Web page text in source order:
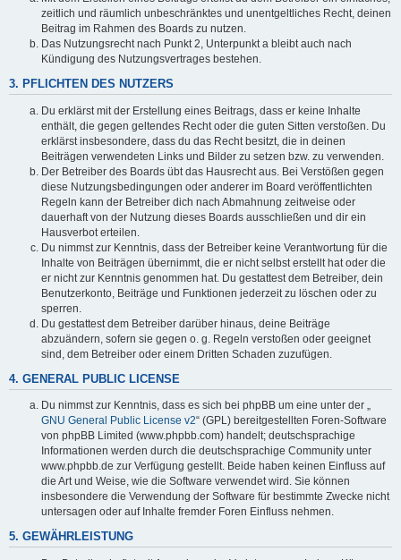
zeitlich und räumlich unbeschränktes und unentgeltliches Recht, deinen
Beitrag im Rahmen des Boards zu nutzen.
Das Nutzungsrecht nach Punkt 2, Unterpunkt a bleibt auch nach
Kündigung des Nutzungsvertrages bestehen.
3. PFLICHTEN DES NUTZERS
Du erklärst mit der Erstellung eines Beitrags, dass er keine Inhalte
enthält, die gegen geltendes Recht oder die guten Sitten verstoßen. Du
erklärst insbesondere, dass du das Recht besitzt, die in deinen
Beiträgen verwendeten Links und Bilder zu setzen bzw. zu verwenden.
Der Betreiber des Boards übt das Hausrecht aus. Bei Verstößen gegen
diese Nutzungsbedingungen oder anderer im Board veröffentlichten
Regeln kann der Betreiber dich nach Abmahnung zeitweise oder
dauerhaft von der Nutzung dieses Boards ausschließen und dir ein
Hausverbot erteilen.
Du nimmst zur Kenntnis, dass der Betreiber keine Verantwortung für die
Inhalte von Beiträgen übernimmt, die er nicht selbst erstellt hat oder die
er nicht zur Kenntnis genommen hat. Du gestattest dem Betreiber, dein
Benutzerkonto, Beiträge und Funktionen jederzeit zu löschen oder zu
sperren.
Du gestattest dem Betreiber darüber hinaus, deine Beiträge
abzuändern, sofern sie gegen o. g. Regeln verstoßen oder geeignet
sind, dem Betreiber oder einem Dritten Schaden zuzufügen.
4. GENERAL PUBLIC LICENSE
Du nimmst zur Kenntnis, dass es sich bei phpBB um eine unter der „
GNU General Public License v2“ (GPL) bereitgestellten Foren-Software
von phpBB Limited (www.phpbb.com) handelt; deutschsprachige
Informationen werden durch die deutschsprachige Community unter
www.phpbb.de zur Verfügung gestellt. Beide haben keinen Einfluss auf
die Art und Weise, wie die Software verwendet wird. Sie können
insbesondere die Verwendung der Software für bestimmte Zwecke nicht
untersagen oder auf Inhalte fremder Foren Einfluss nehmen.
5. GEWÄHRLEISTUNG